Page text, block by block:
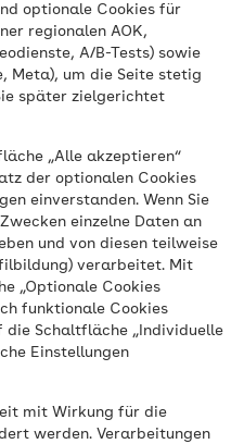
optionale Cookies für
regionalen AOK,
A/B-Tests) sowie
Meta), um die Seite stetig
später zielgerichtet
„Alle akzeptieren“
der optionalen Cookies
einverstanden. Wenn Sie
einzelne Daten an
und von diesen teilweise
verarbeitet. Mit
„Optionale Cookies
funktionale Cookies
Schaltfläche „Individuelle
Einstellungen
mit Wirkung für die
werden. Verarbeitungen
19.12.2023
versprechen oft
gute Nachricht:
tun, damit die
Hüften und Po